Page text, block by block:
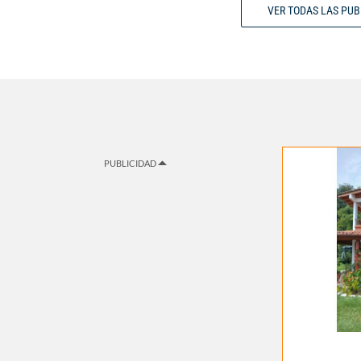
VER TODAS LAS
PUBLICIDAD